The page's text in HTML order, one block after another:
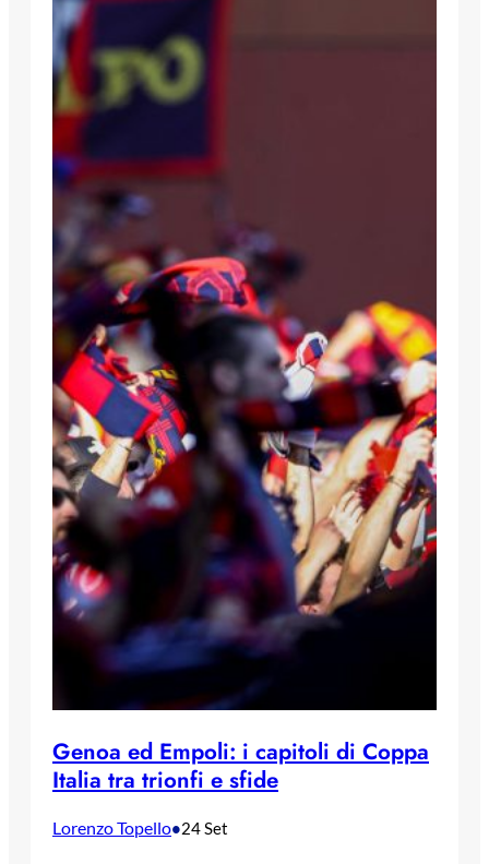
Genoa ed Empoli: i capitoli di Coppa
Italia tra trionfi e sfide
Lorenzo Topello•24 Set